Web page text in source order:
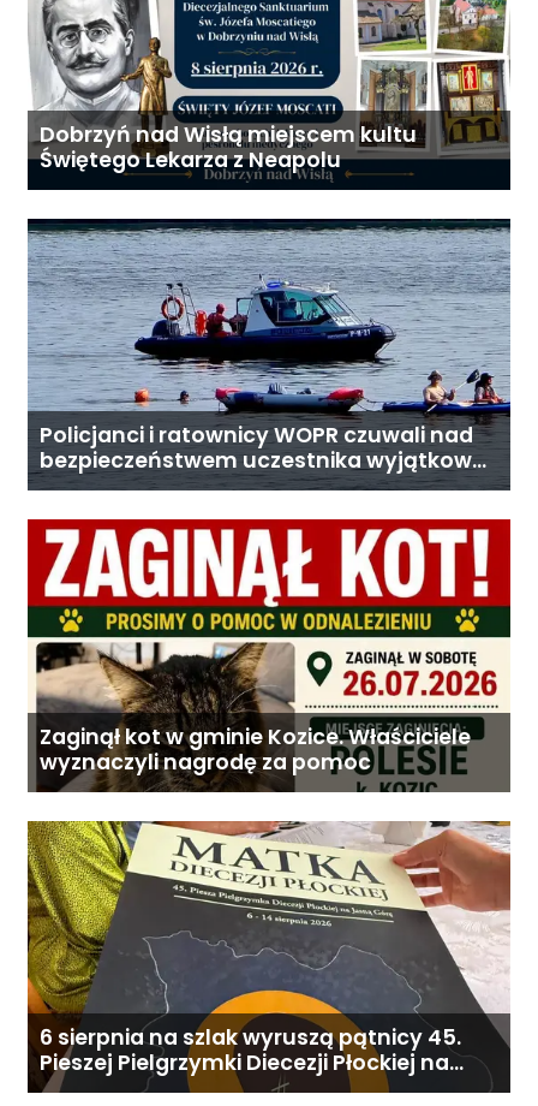
Dobrzyń nad Wisłą miejscem kultu
Świętego Lekarza z Neapolu
Policjanci i ratownicy WOPR czuwali nad
bezpieczeństwem uczestnika wyjątkowej
wyprawy
Zaginął kot w gminie Kozice. Właściciele
wyznaczyli nagrodę za pomoc
6 sierpnia na szlak wyruszą pątnicy 45.
Pieszej Pielgrzymki Diecezji Płockiej na
Jasną Górę